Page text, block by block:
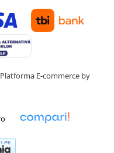
Platforma E-commerce by